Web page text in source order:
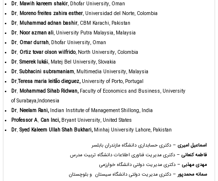
Dr. Mawih kareem shakir, Dhofar University, Oman
Dr. Moreno freites zahira esther, Universidad del Norte, Colombia
Dr. Muhammad adnan bashir, CBM Karachi, Pakistan
Dr. Noor azman ali, University Putra Malaysia, Malaysia
Dr. Omar durrah, Dhofar University, Oman
Dr. Ortiz tovar olson wilfrido, North University, Colombia
Dr. Smerek lukáš, Matej Bel University, Slovakia
Dr. Subhacini subramaniam, Multimedia University, Malaysia
Dr.Teresa maria leitão dieguez,University of Porto, Portugal
Dr. Mohammad Sihab Ridwan,Faculty of Economics and Business, University
of Surabaya,Indonesia
Dr. Neelam Rani,Indian Institute of Management Shillong, India
Professor A. Can Inci,Bryant University, United States
Dr. Syed Kaleem Ullah Shah Bukhari,Minhaj University Lahore, Pakistan
اسماعیل امیری– دکتری حسابداری دانشگاه مازندران بابلسر
فاطمه کنعانی– دکتری مدیریت فناوری اطلاعات دانشگاه تربیت مدرس
مهدی مهذبی– دکتری مدیریت دولتی دانشگاه خوارزمی
سمانه محمدپور– دکتری مدیریت دولتی دانشگاه سیستان و بلوچستان